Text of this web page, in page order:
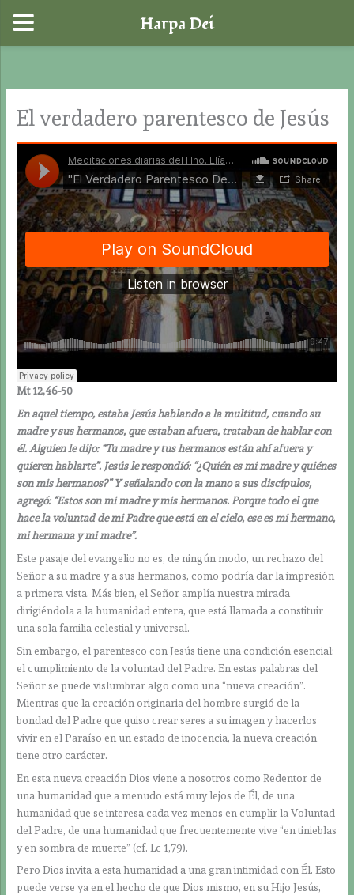
contenido
El verdadero parentesco de Jesús
Mt 12,46-50
En aquel tiempo, estaba Jesús hablando a la multitud, cuando su
madre y sus hermanos, que estaban afuera, trataban de hablar con
él. Alguien le dijo: “Tu madre y tus hermanos están ahí afuera y
quieren hablarte”. Jesús le respondió: “¿Quién es mi madre y quiénes
son mis hermanos?” Y señalando con la mano a sus discípulos,
agregó: “Estos son mi madre y mis hermanos. Porque todo el que
hace la voluntad de mi Padre que está en el cielo, ese es mi hermano,
mi hermana y mi madre”.
Este pasaje del evangelio no es, de ningún modo, un rechazo del
Señor a su madre y a sus hermanos, como podría dar la impresión
a primera vista. Más bien, el Señor amplía nuestra mirada
dirigiéndola a la humanidad entera, que está llamada a constituir
una sola familia celestial y universal.
Sin embargo, el parentesco con Jesús tiene una condición esencial:
el cumplimiento de la voluntad del Padre. En estas palabras del
Señor se puede vislumbrar algo como una “nueva creación”.
Mientras que la creación originaria del hombre surgió de la
bondad del Padre que quiso crear seres a su imagen y hacerlos
vivir en el Paraíso en un estado de inocencia, la nueva creación
tiene otro carácter.
En esta nueva creación Dios viene a nosotros como Redentor de
una humanidad que a menudo está muy lejos de Él, de una
humanidad que se interesa cada vez menos en cumplir la Voluntad
del Padre, de una humanidad que frecuentemente vive “en tinieblas
y en sombra de muerte” (cf. Lc 1,79).
Pero Dios invita a esta humanidad a una gran intimidad con Él. Esto
puede verse ya en el hecho de que Dios mismo, en su Hijo Jesús,
Harpa Dei